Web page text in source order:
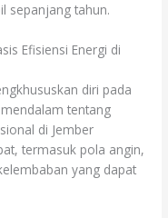
sepanjang tahun.
Efisiensi Energi di
diri pada
tentang
di Jember
termasuk pola angin,
yang dapat